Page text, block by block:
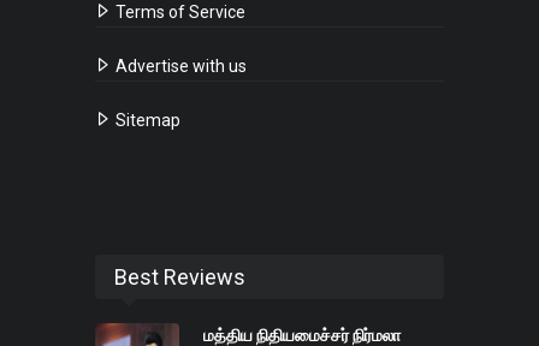
Terms of Service
Advertise with us
Sitemap
Best Reviews
மத்திய நிதியமைச்சர் நிர்மலா